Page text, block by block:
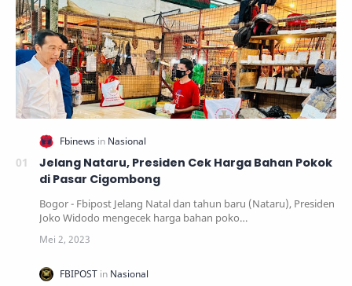
Jelang Nataru, Presiden Cek Harga Bahan Pokok
di Pasar Cigombong
Bogor - Fbipost Jelang Natal dan tahun baru (Nataru), Presiden
Joko Widodo mengecek harga bahan poko…